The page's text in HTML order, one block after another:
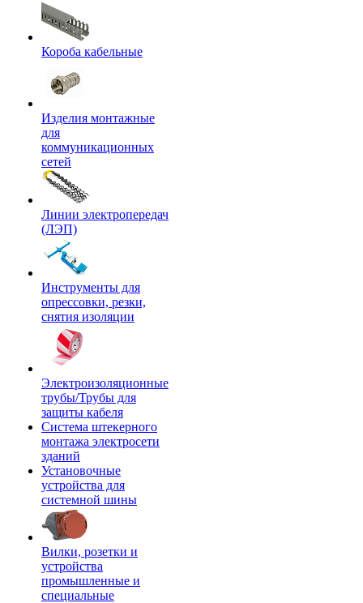
Короба кабельные
Изделия монтажные
для
коммуникационных
сетей
Линии электропередач
(ЛЭП)
Инструменты для
опрессовки, резки,
снятия изоляции
Электроизоляционные
трубы/Трубы для
защиты кабеля
Система штекерного
монтажа электросети
зданий
Установочные
устройства для
системной шины
Вилки, розетки и
устройства
промышленные и
специальные